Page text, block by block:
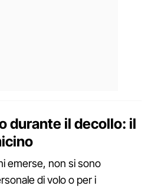
durante il decollo: il
emerse, non si sono
di volo o per i